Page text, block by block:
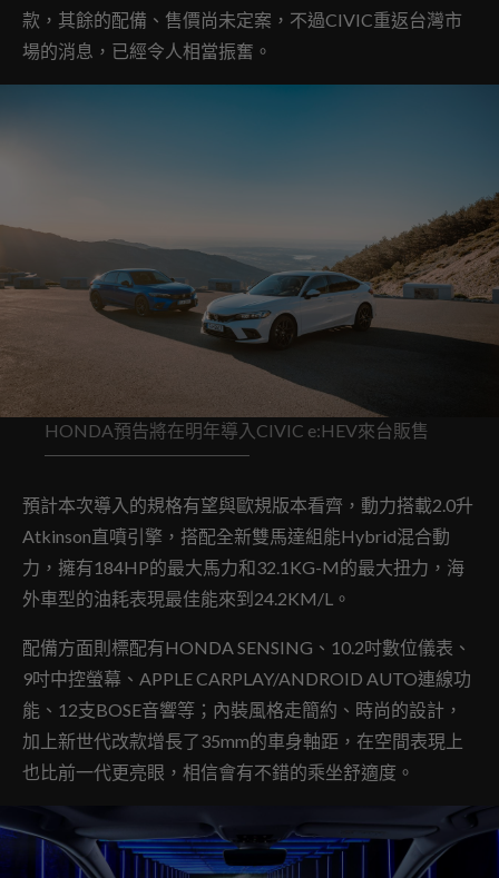
款，其餘的配備、售價尚未定案，不過CIVIC重返台灣市
場的消息，已經令人相當振奮。
HONDA預告將在明年導入CIVIC e:HEV來台販售
預計本次導入的規格有望與歐規版本看齊，動力搭載2.0升
Atkinson直噴引擎，搭配全新雙馬達組能Hybrid混合動
力，擁有184HP的最大馬力和32.1KG-M的最大扭力，海
外車型的油耗表現最佳能來到24.2KM/L。
配備方面則標配有HONDA SENSING、10.2吋數位儀表、
9吋中控螢幕、APPLE CARPLAY/ANDROID AUTO連線功
能、12支BOSE音響等；內裝風格走簡約、時尚的設計，
加上新世代改款增長了35mm的車身軸距，在空間表現上
也比前一代更亮眼，相信會有不錯的乘坐舒適度。